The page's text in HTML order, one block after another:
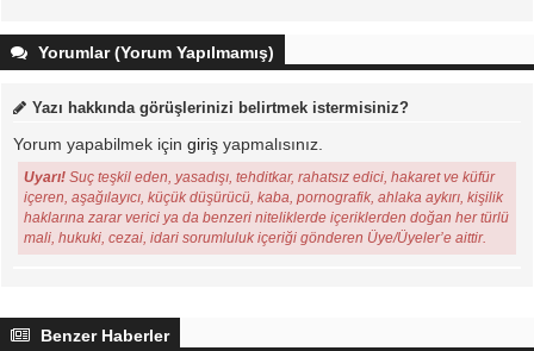
Yorumlar (Yorum Yapılmamış)
Yazı hakkında görüşlerinizi belirtmek istermisiniz?
Yorum yapabilmek için giriş yapmalısınız.
Uyarı! Suç teşkil eden, yasadışı, tehditkar, rahatsız edici, hakaret ve küfür
içeren, aşağılayıcı, küçük düşürücü, kaba, pornografik, ahlaka aykırı, kişilik
haklarına zarar verici ya da benzeri niteliklerde içeriklerden doğan her türlü
mali, hukuki, cezai, idari sorumluluk içeriği gönderen Üye/Üyeler’e aittir.
Benzer Haberler